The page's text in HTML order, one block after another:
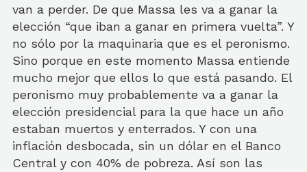
van a perder. De que Massa les va a ganar la
elección “que iban a ganar en primera vuelta”. Y
no sólo por la maquinaria que es el peronismo.
Sino porque en este momento Massa entiende
mucho mejor que ellos lo que está pasando. El
peronismo muy probablemente va a ganar la
elección presidencial para la que hace un año
estaban muertos y enterrados. Y con una
inflación desbocada, sin un dólar en el Banco
Central y con 40% de pobreza. Así son las